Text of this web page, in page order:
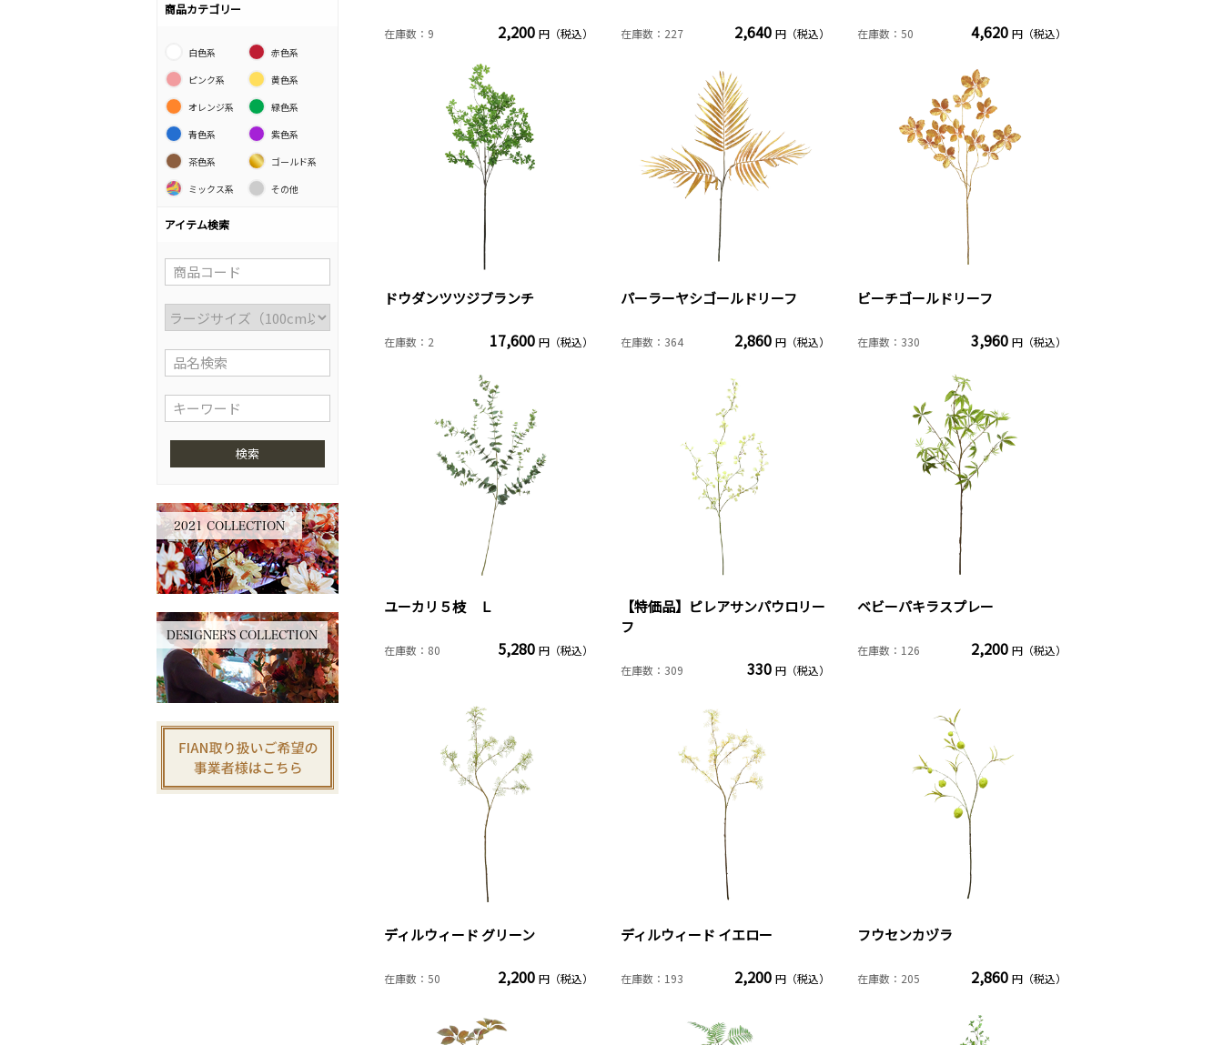
商品カテゴリー
白色系
赤色系
ピンク系
黄色系
オレンジ系
緑色系
青色系
紫色系
茶色系
ゴールド系
ミックス系
その他
アイテム検索
検索
2021 COLLECTION
DESIGNER'S COLLECTION
在庫数：9 2,200 円（税込） 在庫数：227 2,640 円（税込） 在庫数：50 4,620 円（税込）
ドウダンツツジブランチ
在庫数：2 17,600 円（税込）
パーラーヤシゴールドリーフ
在庫数：364 2,860 円（税込）
ビーチゴールドリーフ
在庫数：330 3,960 円（税込）
ユーカリ５枝 Ｌ
在庫数：80 5,280 円（税込）
【特価品】ピレアサンパウロリー
フ
在庫数：309 330 円（税込）
ベビーパキラスプレー
在庫数：126 2,200 円（税込）
ディルウィード グリーン
在庫数：50 2,200 円（税込）
ディルウィード イエロー
在庫数：193 2,200 円（税込）
フウセンカヅラ
在庫数：205 2,860 円（税込）